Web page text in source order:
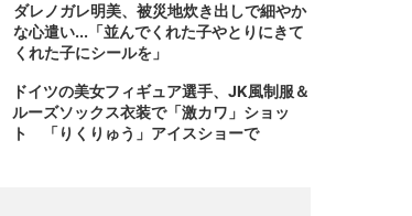
ダレノガレ明美、被災地炊き出しで細やか
な心遣い...「並んでくれた子やとりにきて
くれた子にシールを」
ドイツの美女フィギュア選手、JK風制服＆
ルーズソックス衣装で「激カワ」ショッ
ト 「りくりゅう」アイスショーで